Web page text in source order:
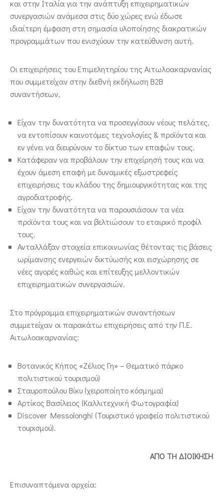
και στην Ιταλία για την ανάπτυξη επιχειρηματικών
συνεργασιών ανάμεσα στις δύο χώρες ενώ έδωσε
ιδιαίτερη έμφαση στη σημασία υλοποίησης διακρατικών
προγραμμάτων που ενισχύουν την κατεύθυνση αυτή.
Οι επιχειρήσεις του Επιμελητηρίου της Αιτωλοακαρνανίας
που συμμετείχαν στην διεθνή εκδήλωση B2B
συναντήσεων,
Είχαν την δυνατότητα να προσεγγίσουν νέους πελάτες,
να εντοπίσουν καινοτόμες τεχνολογίες & προϊόντα και
εν γένει να διευρύνουν το δίκτυο των επαφών τους.
Κατάφεραν να προβάλουν την επιχείρησή τους και να
έχουν άμεση επαφή με δυναμικές εξωστρεφείς
επιχειρήσεις του κλάδου της δημιουργικότητας και της
αγροδιατροφής.
Είχαν την δυνατότητα να παρουσιάσουν τα νέα
προϊόντα τους και να βελτιώσουν το εταιρικό προφίλ
τους.
Ανταλλάξαν στοιχεία επικοινωνίας θέτοντας τις βάσεις
ωρίμανσης ενεργειών δικτύωσής και εισχώρησης σε
νέες αγορές καθώς και επίτευξης μελλοντικών
επιχειρηματικών συνεργασιών.
Στο πρόγραμμα επιχειρηματικών συναντήσεων
συμμετείχαν οι παρακάτω επιχειρήσεις από την Π.Ε.
Αιτωλοακαρνανίας:
Βοτανικός Κήπος «Ζέλιος Γη» – Θεματικό πάρκο
πολιτιστικού τουρισμού)
Σταυροπούλου Βίκυ (χειροποίητο κόσμημα)
Αρτίκος Βασίλειος (Καλλιτεχνική Φωτογραφία)
Discover Messolonghi (Τουριστικό γραφείο πολιτιστικού
τουρισμού).
ΑΠΟ ΤΗ ΔΙΟΙΚΗΣΗ
Επισυναπτόμενα αρχεία: